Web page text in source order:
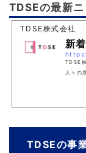
TDSEの最新
TDSE株式会社
新
TDSE
人々の
TDSEの事